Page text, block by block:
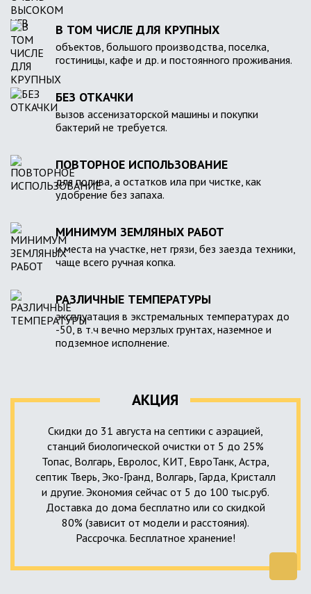
В ТОМ ЧИСЛЕ ДЛЯ КРУПНЫХ
объектов, большого производства, поселка,
гостиницы, кафе и др. и постоянного проживания.
БЕЗ ОТКАЧКИ
вызов ассенизаторской машины и покупки
бактерий не требуется.
ПОВТОРНОЕ ИСПОЛЬЗОВАНИЕ
для полива, а остатков ила при чистке, как
удобрение без запаха.
МИНИМУМ ЗЕМЛЯНЫХ РАБОТ
и места на участке, нет грязи, без заезда техники,
чаще всего ручная копка.
РАЗЛИЧНЫЕ ТЕМПЕРАТУРЫ
эксплуатация в экстремальных температурах до
-50, в т.ч вечно мерзлых грунтах, наземное и
подземное исполнение.
АКЦИЯ
Скидки до 31 августа на септики с аэрацией,
станций биологической очистки от 5 до 25%
Топас, Волгарь, Евролос, КИТ, ЕвроТанк, Астра,
септик Тверь, Эко-Гранд, Волгарь, Гарда, Кристалл
и другие. Экономия сейчас от 5 до 100 тыс.руб.
Доставка до дома бесплатно или со скидкой
80% (зависит от модели и расстояния).
Рассрочка. Бесплатное хранение!